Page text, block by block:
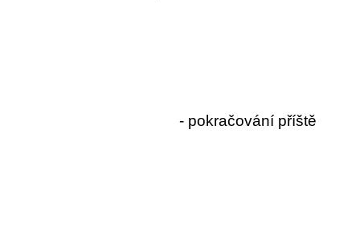
- pokračování příště